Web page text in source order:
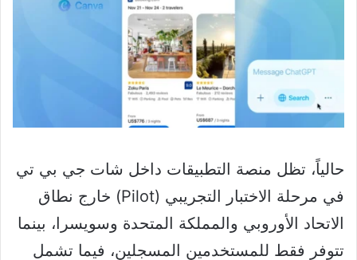
حالياً، تظل منصة التطبيقات داخل شات جي بي تي
في مرحلة الاختبار التجريبي (Pilot) خارج نطاق
الاتحاد الأوروبي والمملكة المتحدة وسويسرا، بينما
تتوفر فقط للمستخدمين المسجلين، فيما تشمل